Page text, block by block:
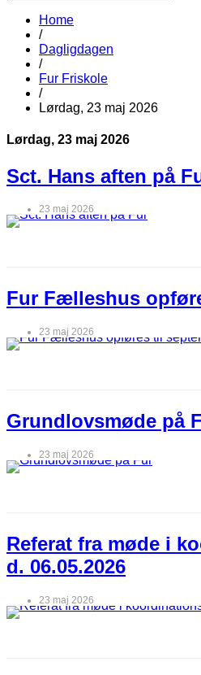
Home
/
Dagligdagen
/
Fur Friskole
/
Lørdag, 23 maj 2026
Lørdag, 23 maj 2026
Sct. Hans aften på
23 maj 2026
Fur Fælleshus
23 maj 2026
Grundlovsmøde på
23 maj 2026
Referat fra møde i
d. 06.05.2026
23 maj 2026